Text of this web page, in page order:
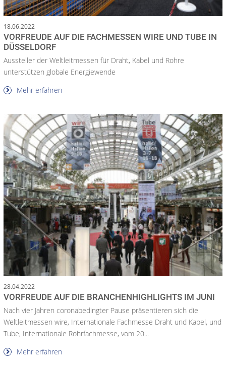
18.06.2022
VORFREUDE AUF DIE FACHMESSEN WIRE UND TUBE IN
DÜSSELDORF
Aussteller der Weltleitmessen für Draht, Kabel und Rohre
unterstützen globale Energiewende
Mehr erfahren
28.04.2022
VORFREUDE AUF DIE BRANCHENHIGHLIGHTS IM JUNI
Nach vier Jahren coronabedingter Pause präsentieren sich die
Weltleitmessen wire, Internationale Fachmesse Draht und Kabel, und
Tube, Internationale Rohrfachmesse, vom 20...
Mehr erfahren